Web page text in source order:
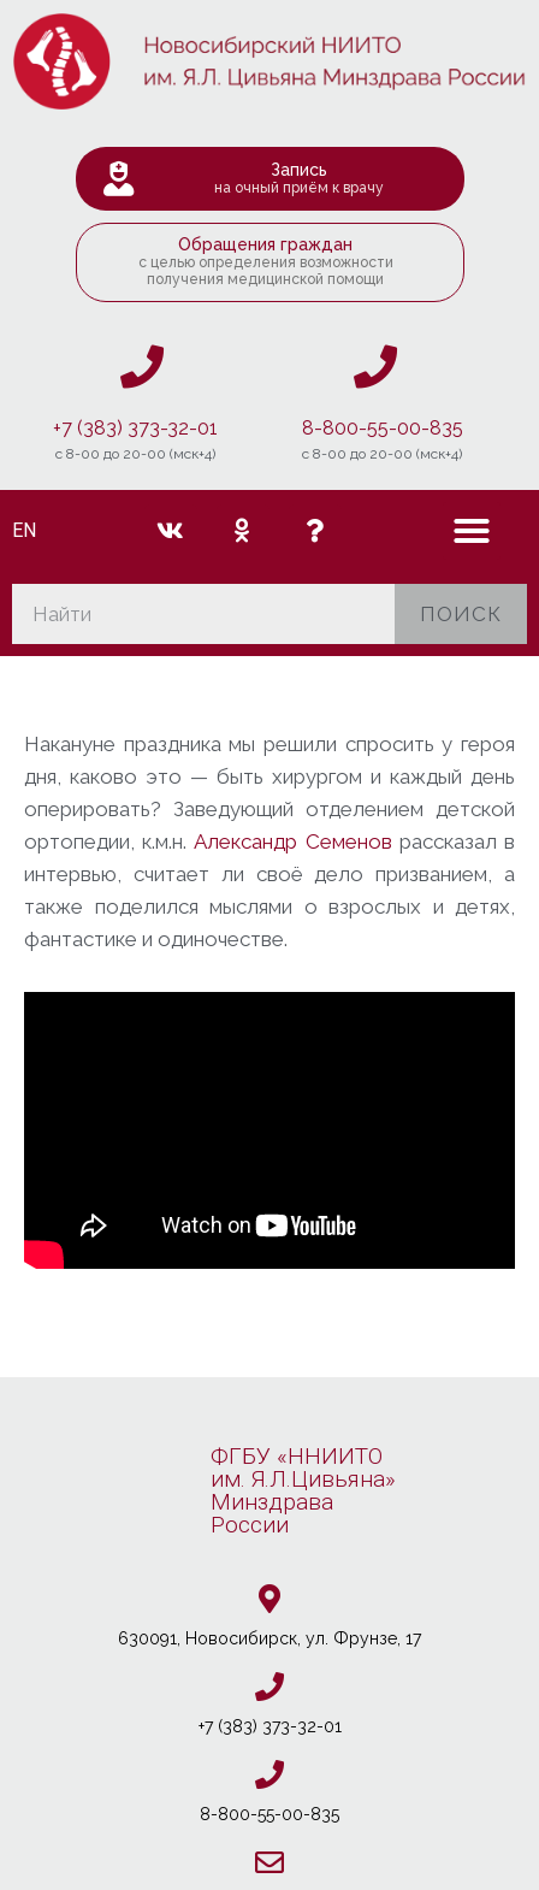
Запись
на очный приём к врачу
Обращения граждан
с целью определения возможности
получения медицинской помощи
+7 (383) 373-32-01
c 8-00 до 20-00 (мск+4)
8-800-55-00-835
c 8-00 до 20-00 (мск+4)
EN
ПОИСК
Накануне праздника мы решили спросить у героя
дня, каково это — быть хирургом и каждый день
оперировать? Заведующий отделением детской
ортопедии, к.м.н.Александр Семенов рассказал в
интервью, считает ли своё дело призванием, а
также поделился мыслями о взрослых и детях,
фантастике и одиночестве.
ФГБУ «ННИИТО
им. Я.Л.Цивьяна»
Минздрава
России
630091, Новосибирcк, ул. Фрунзе, 17
+7 (383) 373-32-01
8-800-55-00-835